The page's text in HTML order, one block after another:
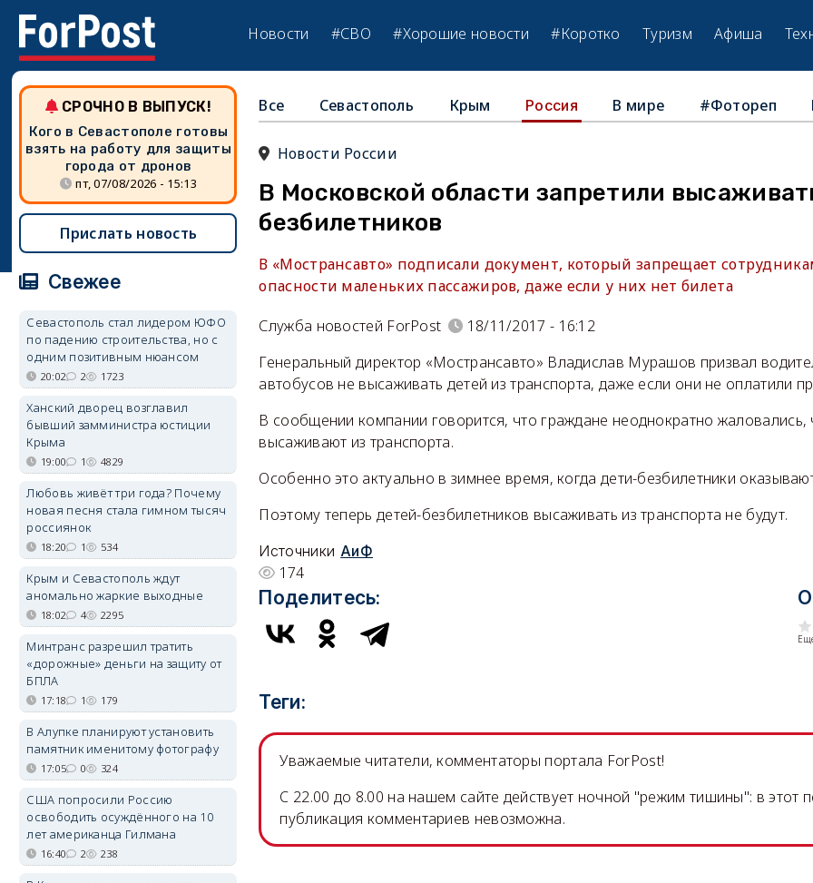
Новости #СВО #Хорошие новости #Коротко Туризм Афиша
Все Севастополь Крым Россия В мире #Фотореп
Новости России
В Московской области запретили
безбилетников
В «Мострансавто» подписали документ, который запрещает
опасности маленьких пассажиров, даже если у них нет билета
Служба новостей ForPost
18/11/2017 - 16:12
Генеральный директор «Мострансавто» Владислав Мурашов призвал
автобусов не высаживать детей из транспорта, даже если они не оплатили
В сообщении компании говорится, что граждане неоднократно жаловались,
высаживают из транспорта.
Особенно это актуально в зимнее время, когда дети-безбилетники
Поэтому теперь детей-безбилетников высаживать из транспорта не будут.
Источники АиФ
174
Поделитесь:
Теги:
Уважаемые читатели, комментаторы портала ForPost!
C 22.00 до 8.00 на нашем сайте действует ночной "режим тишины": в этот
публикация комментариев невозможна.
СРОЧНО В ВЫПУСК!
Кого в Севастополе готовы
взять на работу для защиты
города от дронов
пт, 07/08/2026 - 15:13
Прислать новость
Свежее
Севастополь стал лидером ЮФО
по падению строительства, но с
одним позитивным нюансом
20:02 2 1723
Ханский дворец возглавил
бывший замминистра юстиции
Крыма
19:00 1 4829
Любовь живёт три года? Почему
новая песня стала гимном тысяч
россиянок
18:20 1 534
Крым и Севастополь ждут
аномально жаркие выходные
18:02 4 2295
Минтранс разрешил тратить
«дорожные» деньги на защиту от
БПЛА
17:18 1 179
В Алупке планируют установить
памятник именитому фотографу
17:05 0 324
США попросили Россию
освободить осуждённого на 10
лет американца Гилмана
16:40 2 238